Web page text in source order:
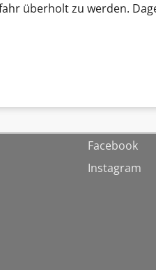
überholt zu werden.
Facebook
Instagram